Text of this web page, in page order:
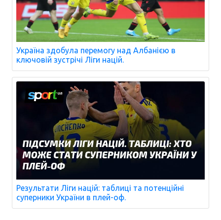
Україна здобула перемогу над Албанією в
ключовій зустрічі Ліги націй.
Результати Ліги націй: таблиці та потенційні
суперники України в плей-оф.